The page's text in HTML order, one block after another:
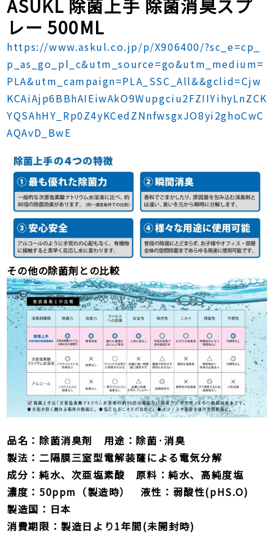
ASUKL 除菌上手 除菌消臭スプ
レー 500ML
https://www.askul.co.jp/p/X906400/?sc_e=cp_
p_as_go_pl_c&utm_source=go&utm_medium=
PLA&utm_campaign=PLA_SSC_All&&gclid=Cjw
KCAiAjp6BBhAIEiwAkO9Wupgciu2FZIIYihyLnZCK
YQSAhHY_Rp0Z4yKCedZNnfwsgxJO8yi2ghoCwC
AQAvD_BwE
その他の除菌剤との比較
品名：除菌消臭剤 用途：除菌·消臭
製法：二隔膜三室型電解装薩による電気分解
成分：純水、次亜塩素酸 原料：純水、高純度塩
濃度：50ppm（製造時） 液性：弱酸性(pHS.O)
製造国：日本
消費期限：製造日より1年間(未開封時)